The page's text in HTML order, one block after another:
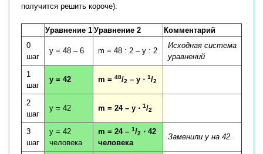
получится решить короче):
Уравнение 1 Уравнение 2
Комментарий
0
шаг
y = 48 – 6 m = 48 : 2 – y : 2
Исходная система
уравнений
1
шаг
y = 42 m = 48/2 – y ⋅ 1/2
2
шаг
y = 42 m = 24 – y ⋅ 1/2
3
шаг
y = 42
человека
m = 24 – 1/2 ⋅ 42
человека
Заменили y на 42.